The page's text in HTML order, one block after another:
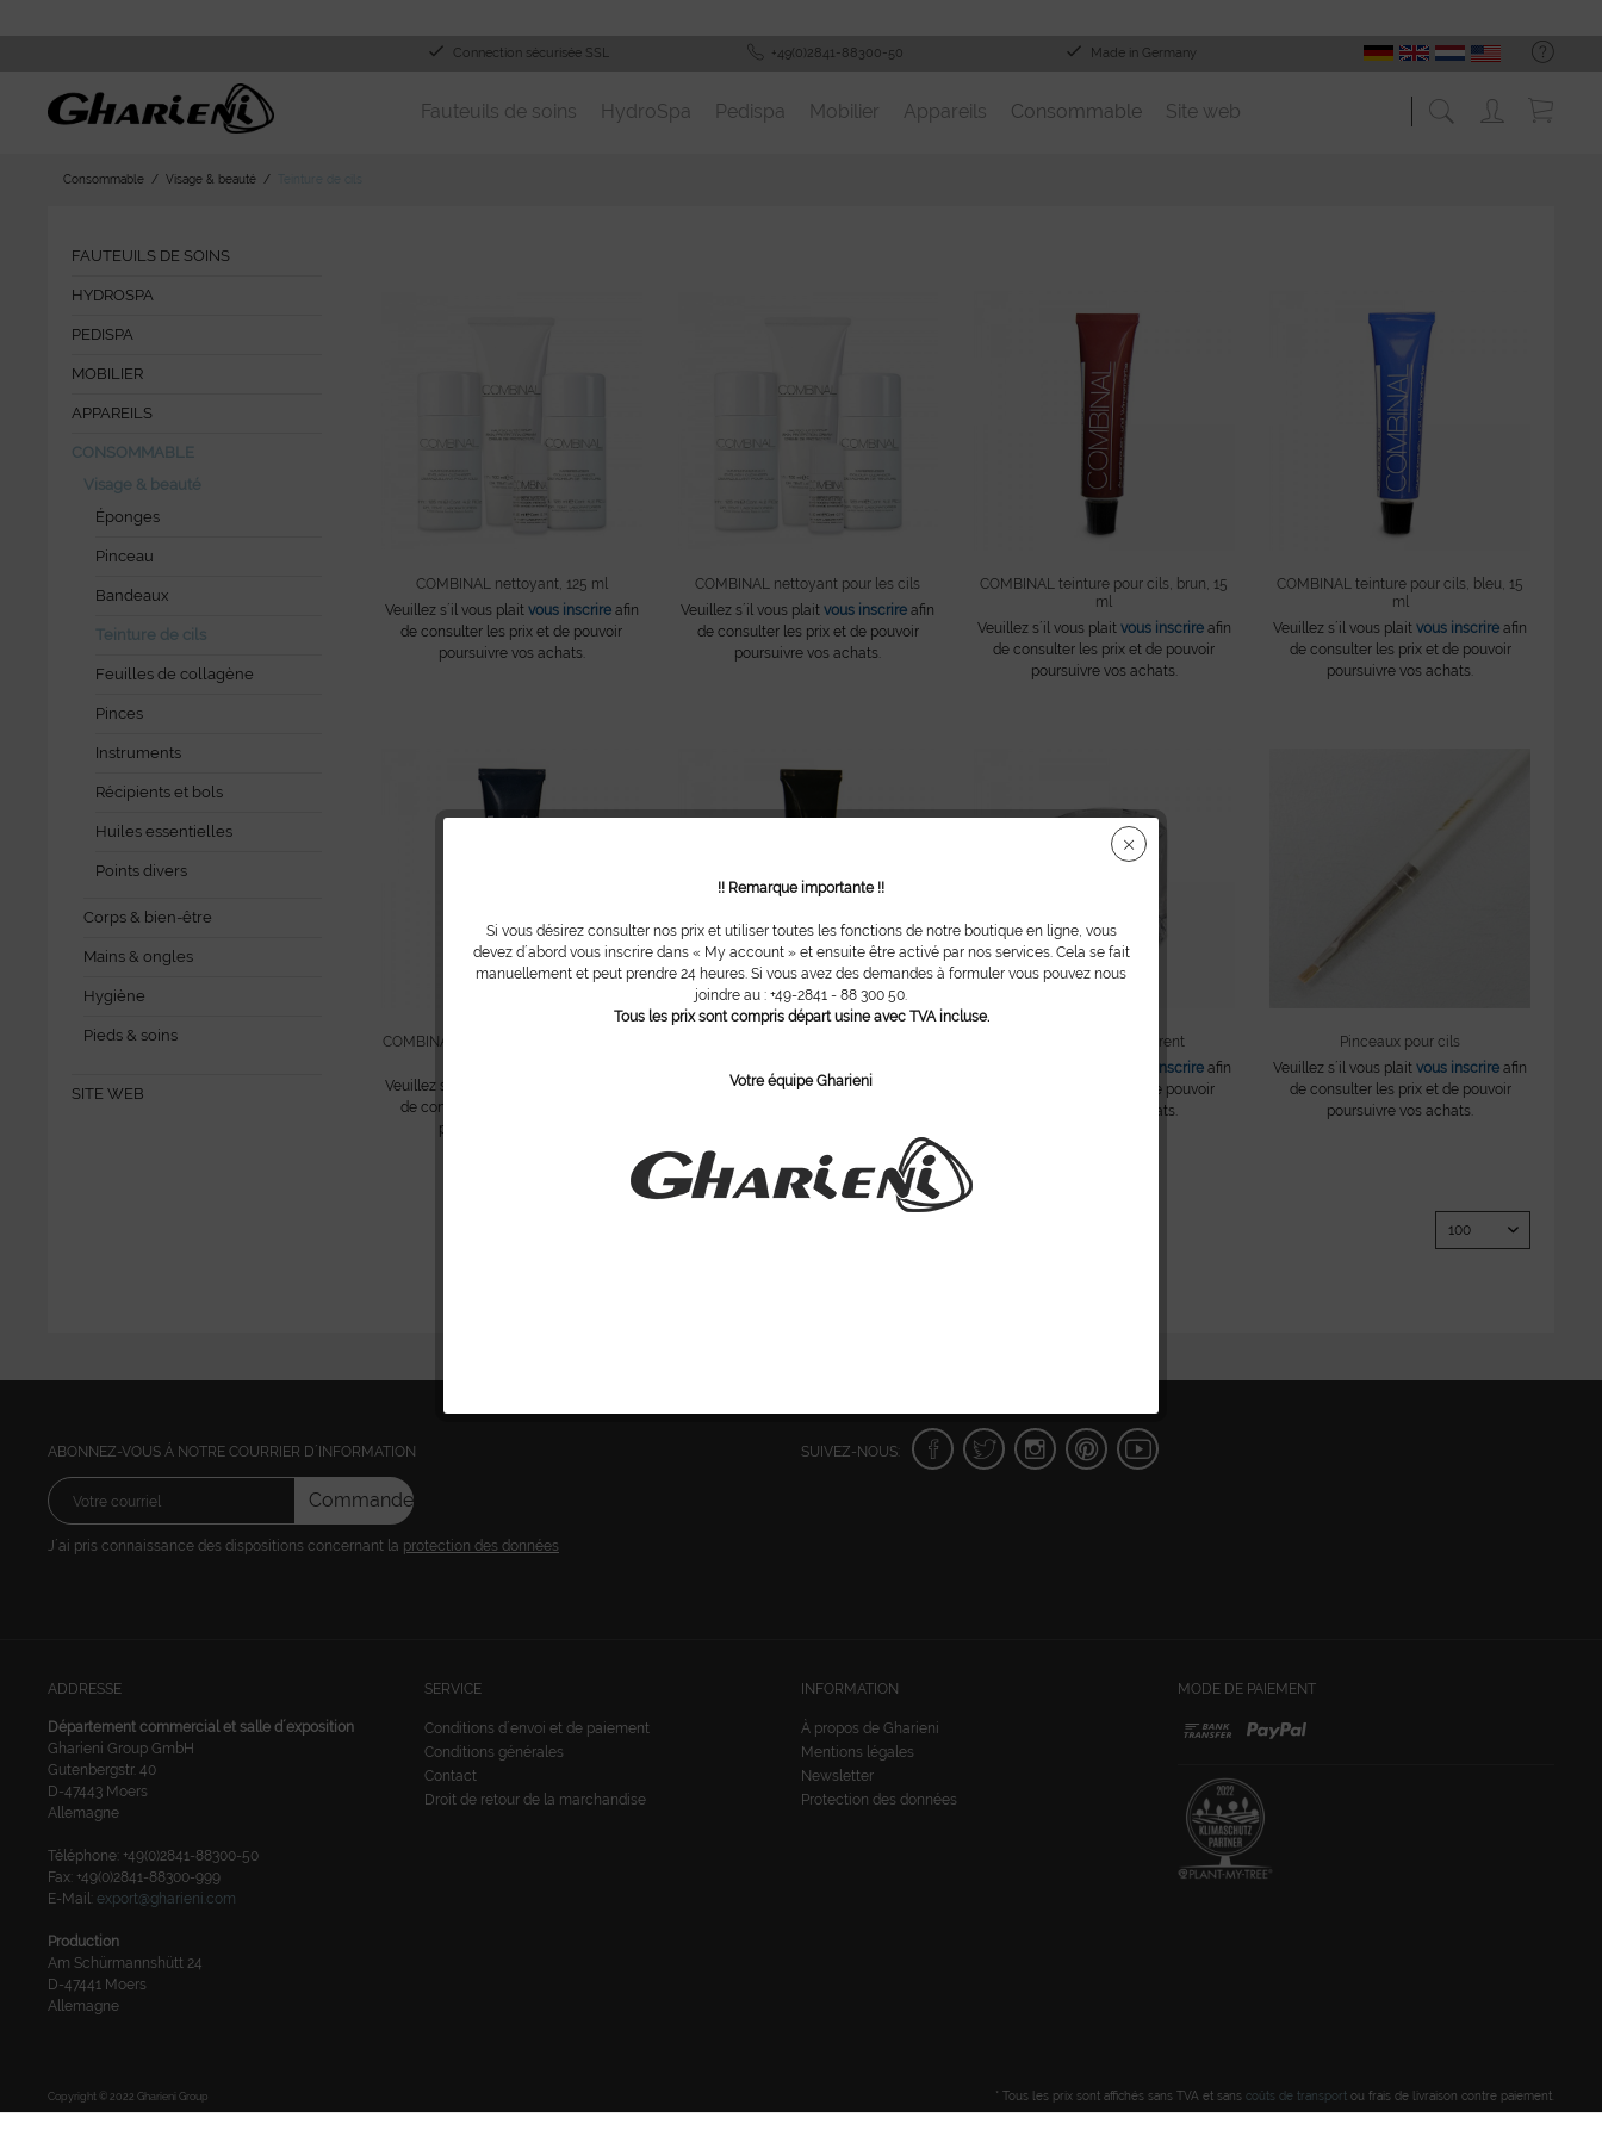
Connection sécurisée SSL +49(0)2841-88300-50 Made in Germany
Fauteuils de soins HydroSpa Pedispa Mobilier Appareils Consommable Site web
Consommable Visage & beauté
FAUTEUILS DE SOINS
HYDROSPA
PEDISPA
MOBILIER
APPAREILS
CONSOMMABLE
Visage & beauté
Éponges
Pinceau
Bandeaux
Teinture de cils
Feuilles de collagène
Pinces
Instruments
Récipients et bols
Huiles essentielles
Points divers
Corps & bien-être
Mains & ongles
Hygiène
Pieds & soins
SITE WEB
COMBINAL nettoyant, 125 ml
Veuillez s´il vous plait vous inscrireafin
de consulter les prix et de pouvoir
poursuivre vos achats.
COMBINAL nettoyant pour les cils
Veuillez s´il vous plaitvous inscrire afin
de consulter les prix et de pouvoir
poursuivre vos achats.
COMBINAL teinture pour cils, brun, 15
ml
Veuillez s´il vous plait vous inscrireafin
de consulter les prix et de pouvoir
poursuivre vos achats.
COMBINAL teinture pour cils, bleu, 15
ml
Veuillez s´il vous plaitvous inscrire afin
de consulter les prix et de pouvoir
poursuivre vos achats.
COMBINAL teinture pour cils, bleu-noir,
Veuillez s´il vous plait
de consulter les prix et de pouvoir
poursuivre vos achats.
Veuillez s´il vous plaitvous inscrire
Godet verre, transparent
vous inscrireafin
de consulter les prix et de pouvoir
poursuivre vos achats.
Pinceaux pour cils
Veuillez s´il vous plaitvous inscrire afin
de consulter les prix et de pouvoir
poursuivre vos achats.
ABONNEZ-VOUS Á NOTRE COURRIER D´INFORMATION
Commandez
J´ai pris connaissance des dispositions concernant la protection des données
SUIVEZ-NOUS:
ADDRESSE
Département commercial et salle d´exposition
Gharieni Group GmbH
Gutenbergstr. 40
D-47443 Moers
Allemagne
Téléphone: +49(0)2841-88300-50
Fax: +49(0)2841-88300-999
E-Mail: export@gharieni.com
Production
Am Schürmannshütt 24
D-47441 Moers
Allemagne
SERVICE
Conditions d´envoi et de paiement
Conditions générales
Contact
Droit de retour de la marchandise
INFORMATION
À propos de Gharieni
Mentions légales
Newsletter
Protection des données
MODE DE PAIEMENT
* Tous les prix sont affichés sans TVA et sans coûts de transport ou frais de livraison contre paiement.
Copyright © 2022 Gharieni Group
!! Remarque importante !!
Si vous désirez consulter nos prix et utiliser toutes les fonctions de notre boutique en ligne, vous
devez d´abord vous inscrire dans « My account » et ensuite être activé par nos services. Cela se fait
manuellement et peut prendre 24 heures. Si vous avez des demandes à formuler vous pouvez nous
joindre au : +49-2841 - 88 300 50.
Tous les prix sont compris départ usine avec TVA incluse.
Votre équipe Gharieni